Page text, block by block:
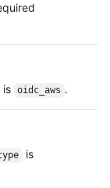
is oidc_aws .
is